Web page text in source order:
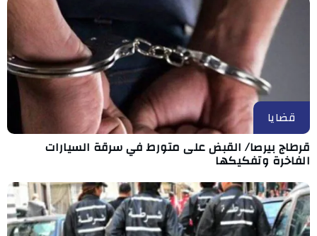
قضايا
قرطاج بيرصا/ القبض على متورط في سرقة السيارات
الفاخرة وتفكيكها